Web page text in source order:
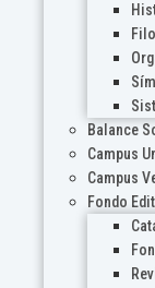
Balance
Campus
Campus
Fondo